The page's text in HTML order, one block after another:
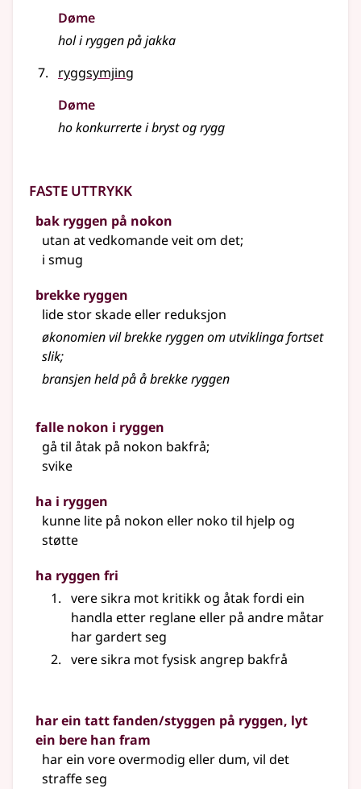
Døme
hol i ryggen på jakka
ryggsymjing
Døme
ho konkurrerte i bryst og rygg
Faste uttrykk
bak ryggen på nokon
utan at vedkomande veit om det;
i smug
brekke ryggen
lide stor skade eller reduksjon
økonomien vil brekke ryggen om utviklinga fortset
slik;
bransjen held på å brekke ryggen
falle nokon i ryggen
gå til åtak på nokon bakfrå;
svike
ha i ryggen
kunne lite på nokon eller noko til hjelp og
støtte
ha ryggen fri
vere sikra mot kritikk og åtak fordi ein
handla etter reglane eller på andre måtar
har gardert seg
vere sikra mot fysisk angrep bakfrå
har ein tatt fanden/styggen på ryggen, lyt
ein bere han fram
har ein vore overmodig eller dum, vil det
straffe seg